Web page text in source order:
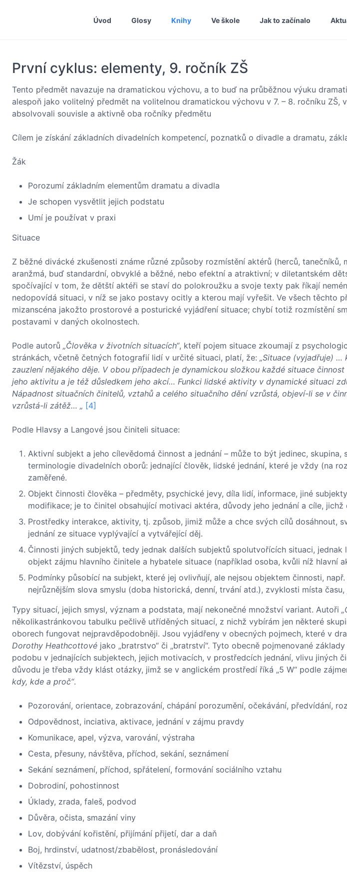
Úvod Glosy Knihy Ve škole Jak to začínalo
První cyklus: elementy, 9. ročník ZŠ
Tento předmět navazuje na dramatickou výchovu, a to buď na průběžnou výuku
alespoň jako volitelný předmět na volitelnou dramatickou výchovu v 7. – 8. ročníku ZŠ,
absolvovali souvisle a aktivně oba ročníky předmětu
Cílem je získání základních divadelních kompetencí, poznatků o divadle a dramatu,
Žák
Porozumí základním elementům dramatu a divadla
Je schopen vysvětlit jejich podstatu
Umí je používat v praxi
Situace
Z běžné divácké zkušenosti známe různé způsoby rozmístění aktérů (herců,
aranžmá, buď standardní, obvyklé a běžné, nebo efektní a atraktivní; v diletantském
spočívající v tom, že dětští aktéři se staví do polokroužku a svoje texty pak říkají
nedopovídá situaci, v níž se jako postavy ocitly a kterou mají vyřešit. Ve všech těchto
mizanscéna jakožto prostorové a posturické vyjádření situace; chybí totiž rozmístění
postavami v daných okolnostech.
Podle autorů „Člověka v životních situacích“, kteří pojem situace zkoumají z
stránkách, včetně četných fotografií lidí v určité situaci, platí, že: „Situace (vyjadřuje)
zauzlení nějakého děje. V obou případech je dynamickou složkou každé situace
jeho aktivitu a je též důsledkem jeho akcí… Funkci lidské aktivity v dynamické situaci
Nápadnost situačních činitelů, vztahů a celého situačního dění vzrůstá, objeví-li se v
vzrůstá-li zátěž… „ [4]
Podle Hlavsy a Langové jsou činiteli situace:
Aktivní subjekt a jeho cílevědomá činnost a jednání – může to být jedinec, skupina,
terminologie divadelních oborů: jednající člověk, lidské jednání, které je vždy (na
zaměřené.
Objekt činnosti člověka – předměty, psychické jevy, díla lidí, informace, jiné
modifikace; je to činitel obsahující motivaci aktéra, důvody jeho jednání a cíle, jichž
Prostředky interakce, aktivity, tj. způsob, jimiž může a chce svých cílů dosáhnout,
jednání ze situace vyplývající a vytvářející děj.
Činnosti jiných subjektů, tedy jednak dalších subjektů spolutvořících situaci,
objekt zájmu hlavního činitele a hybatele situace (například osoba, kvůli níž hlavní
Podmínky působící na subjekt, které jej ovlivňují, ale nejsou objektem činnosti,
nejrůznějším slova smyslu (doba historická, denní, trvání atd.), zvyklosti místa
Typy situací, jejich smysl, význam a podstata, mají nekonečné množství variant. Autoři
několikastránkovou tabulku pečlivě utříděných situací, z nichž vybírám jen některé
oborech fungovat nejpravděpodobněji. Jsou vyjádřeny v obecných pojmech, které v
Dorothy Heathcottové jako „bratrstvo“ či „bratrství“. Tyto obecně pojmenované
podobu v jednajících subjektech, jejich motivacích, v prostředcích jednání, vlivu jiných
důvodu je třeba vždy klást otázky, jimž se v anglickém prostředí říká „5 W“ podle
kdy, kde a proč“.
Pozorování, orientace, zobrazování, chápání porozumění, očekávání, předvídání,
Odpovědnost, inciativa, aktivace, jednání v zájmu pravdy
Komunikace, apel, výzva, varování, výstraha
Cesta, přesuny, návštěva, příchod, sekání, seznámení
Sekání seznámení, příchod, spřátelení, formování sociálního vztahu
Dobrodiní, pohostinnost
Úklady, zrada, faleš, podvod
Důvěra, očista, smazání viny
Lov, dobývání kořistění, přijímání přijetí, dar a daň
Boj, hrdinství, udatnost/zbabělost, pronásledování
Vítězství, úspěch